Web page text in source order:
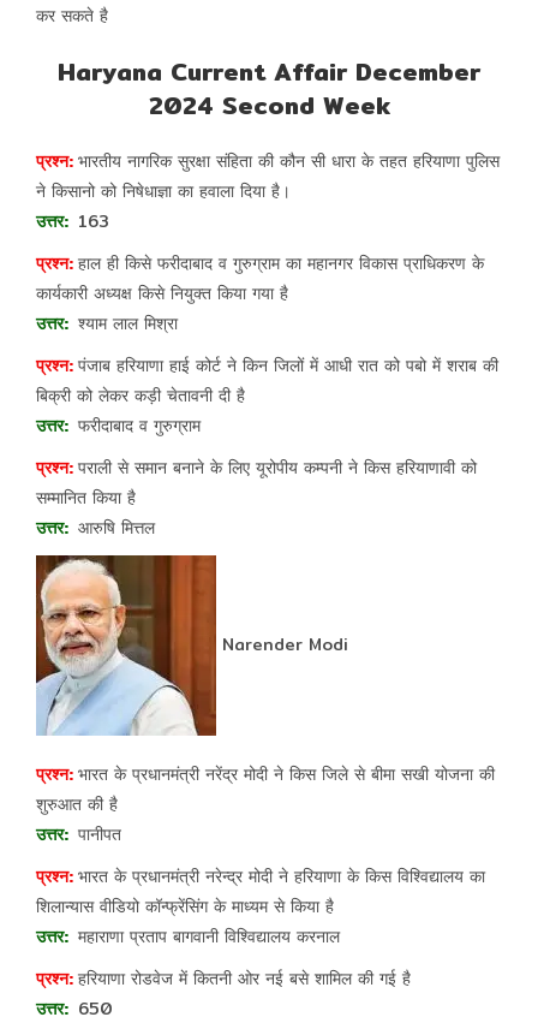
कर सकते है
Haryana Current Affair December
2024 Second Week
भारतीय नागरिक सुरक्षा संहिता की कौन सी धारा के तहत हरियाणा पुलिस
ने किसानो को निषेधाज्ञा का हवाला दिया है।
163
हाल ही किसे फरीदाबाद व गुरुग्राम का महानगर विकास प्राधिकरण के
कार्यकारी अध्यक्ष किसे नियुक्त किया गया है
श्याम लाल मिश्रा
पंजाब हरियाणा हाई कोर्ट ने किन जिलों में आधी रात को पबो में शराब की
बिक्री को लेकर कड़ी चेतावनी दी है
फरीदाबाद व गुरुग्राम
पराली से समान बनाने के लिए यूरोपीय कम्पनी ने किस हरियाणावी को
सम्मानित किया है
आरुषि मित्तल
Narender Modi
भारत के प्रधानमंत्री नरेंद्र मोदी ने किस जिले से बीमा सखी योजना की
शुरुआत की है
पानीपत
भारत के प्रधानमंत्री नरेन्द्र मोदी ने हरियाणा के किस विश्विद्यालय का
शिलान्यास वीडियो कॉन्फ्रेंसिंग के माध्यम से किया है
महाराणा प्रताप बागवानी विश्विद्यालय करनाल
हरियाणा रोडवेज में कितनी ओर नई बसे शामिल की गई है
650